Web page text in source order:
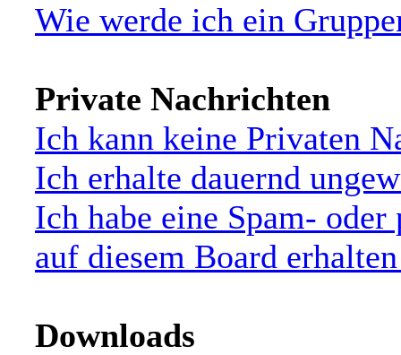
Wie werde ich ein
Private Nachrichten
Ich kann keine Privaten
Ich erhalte dauernd
Ich habe eine Spam-
auf diesem Board
Downloads